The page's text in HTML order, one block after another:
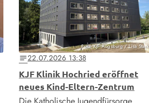
Foto: KJF Augsburg / Lisa Stark
notes22.07.2026 13:38
KJF Klinik Hochried eröffnet
neues Kind-Eltern-Zentrum